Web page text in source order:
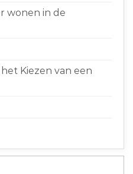
wonen in de
Kiezen van een